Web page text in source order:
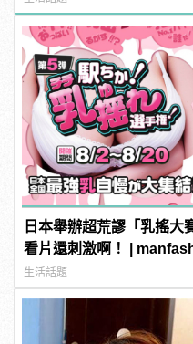
結！ | manfashion這樣變
日本舉辦超荒謬「乳搖大
看片還刺激啊！ |
生活話題